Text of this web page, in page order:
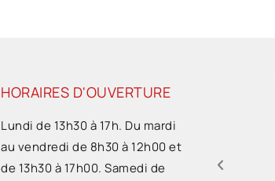
HORAIRES D'OUVERTURE
Lundi de 13h30 à 17h. Du mardi
au vendredi de 8h30 à 12h00 et
de 13h30 à 17h00. Samedi de